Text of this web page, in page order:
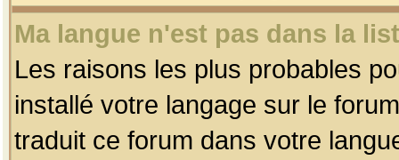
Ma langue n'est pas dans la
Les raisons les plus probables
installé votre langage sur le
traduit ce forum dans votre